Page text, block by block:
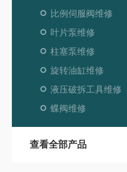
比例伺服阀维修
叶片泵维修
柱塞泵维修
旋转油缸维修
液压破拆工具维修
蝶阀维修
查看全部产品